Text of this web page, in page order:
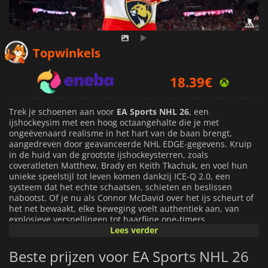
Topwinkels
19.78€
20.49
Trek je schoenen aan voor EA Sports NHL 26, een
ijshockeysim met een hoog octaangehalte die je met
ongeëvenaard realisme in het hart van de baan brengt,
aangedreven door geavanceerde NHL EDGE-gegevens. Kruip
in de huid van de grootste ijshockeysterren, zoals
coveratleten Matthew, Brady en Keith Tkachuk, en voel hun
unieke speelstijl tot leven komen dankzij ICE-Q 2.0, een
systeem dat het echte schaatsen, schieten en beslissen
nabootst. Of je nu als Connor McDavid over het ijs scheurt of
het net bewaakt, elke beweging voelt authentiek aan, van
explosieve versnellingen tot haarfijne one-timers.
speltype Be A Pro, waarin je de reis van je groentje naar het
sterrendom maakt aan de hand van meeslepende
Lees verder
Beste prijzen voor EA Sports NHL 26